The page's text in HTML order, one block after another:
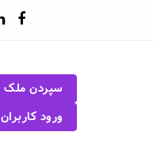
سپردن ملک
ورود کاربران